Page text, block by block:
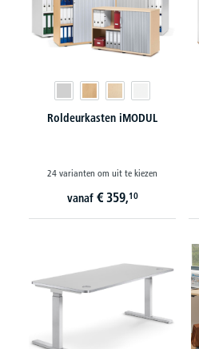
Roldeurkasten iMODUL
24 varianten om uit te kiezen
vanaf € 359,10